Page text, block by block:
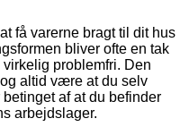
få varerne bragt til dit hus
bliver ofte en tak
problemfri. Den
altid være at du selv
af at du befinder
arbejdslager.